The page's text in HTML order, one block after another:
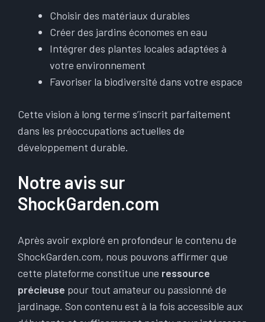
Choisir des matériaux durables
Créer des jardins économes en eau
Intégrer des plantes locales adaptées à
votre environnement
Favoriser la biodiversité dans votre espace
Cette vision à long terme s’inscrit parfaitement
dans les préoccupations actuelles de
développement durable.
Notre avis sur
ShockGarden.com
Après avoir exploré en profondeur le contenu de
ShockGarden.com, nous pouvons affirmer que
cette plateforme constitue une ressource
précieuse pour tout amateur ou passionné de
jardinage. Son contenu est à la fois accessible aux